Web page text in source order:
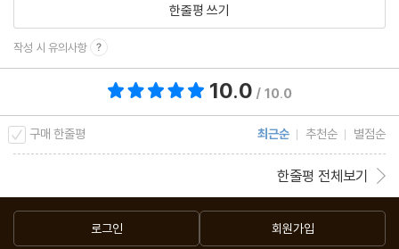
한줄평 쓰기
작성 시 유의사항
10.0 / 10.0
구매 한줄평 최근순 추천순 별점순
한줄평 전체보기
로그인 회원가입